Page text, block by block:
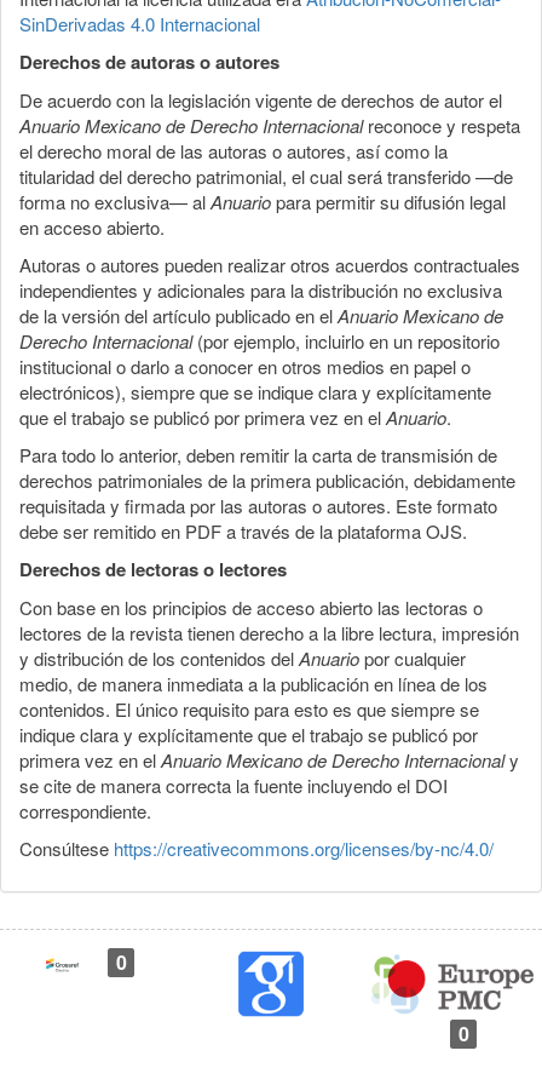
SinDerivadas 4.0 Internacional
Derechos de autoras o autores
De acuerdo con la legislación vigente de derechos de autor el
Anuario Mexicano de Derecho Internacionalreconoce y respeta
el derecho moral de las autoras o autores, así como la
titularidad del derecho patrimonial, el cual será transferido —de
forma no exclusiva— alAnuariopara permitir su difusión legal
en acceso abierto.
Autoras o autores pueden realizar otros acuerdos contractuales
independientes y adicionales para la distribución no exclusiva
de la versión del artículo publicado en elAnuario Mexicano de
Derecho Internacional(por ejemplo, incluirlo en un repositorio
institucional o darlo a conocer en otros medios en papel o
electrónicos), siempre que se indique clara y explícitamente
que el trabajo se publicó por primera vez en elAnuario.
Para todo lo anterior, deben remitir la carta de transmisión de
derechos patrimoniales de la primera publicación, debidamente
requisitada y firmada por las autoras o autores. Este formato
debe ser remitido en PDF a través de la plataforma OJS.
Derechos de lectoras o lectores
Con base en los principios de acceso abierto las lectoras o
lectores de la revista tienen derecho a la libre lectura, impresión
y distribución de los contenidos delAnuariopor cualquier
medio, de manera inmediata a la publicación en línea de los
contenidos. El único requisito para esto es que siempre se
indique clara y explícitamente que el trabajo se publicó por
primera vez en elAnuario Mexicano de Derecho Internacionaly
se cite de manera correcta la fuente incluyendo el DOI
correspondiente.
Consúltese https://creativecommons.org/licenses/by-nc/4.0/
0
0